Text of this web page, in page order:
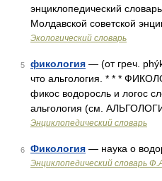
энциклопедический
Молдавской советской
Экологический словарь
5 фикология — (от греч.
что альгология. * * *
фикос водоросль и логос
альгология (см.
Энциклопедический словарь
6 Фикология — наука о
Энциклопедический словарь